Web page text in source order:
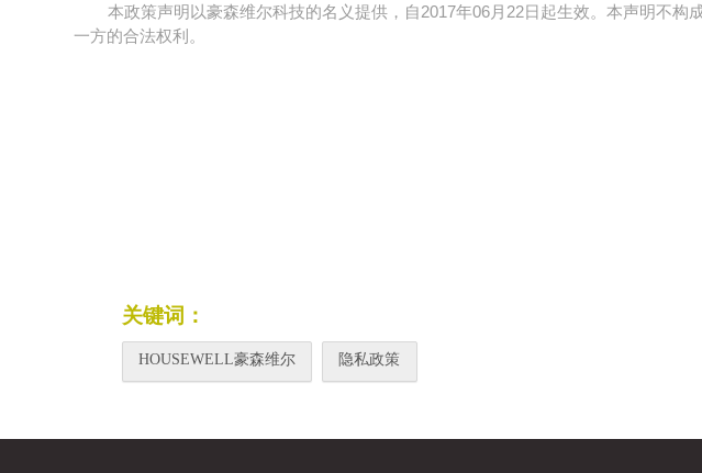
本政策声明以豪森维尔科技的名义提供，自2017年06月22日起生效。本声明不构
一方的合法权利。
关键词：
HOUSEWELL豪森维尔 隐私政策